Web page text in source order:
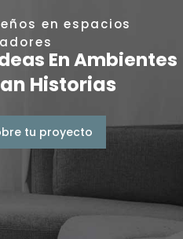
Historias
En Ambientes
​
en espacios
tu proyecto